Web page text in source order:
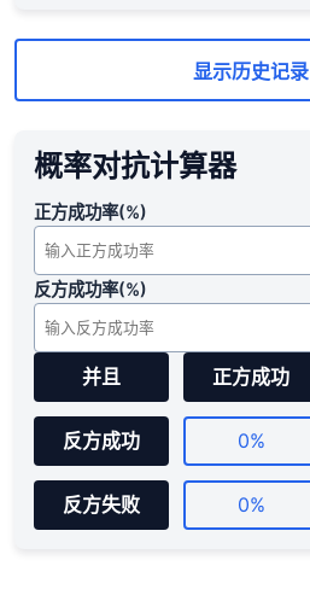
显示历史记录
概率对抗计算器
正方成功率(%)
反方成功率(%)
并且 正方成功
反方成功 0%
反方失败 0%